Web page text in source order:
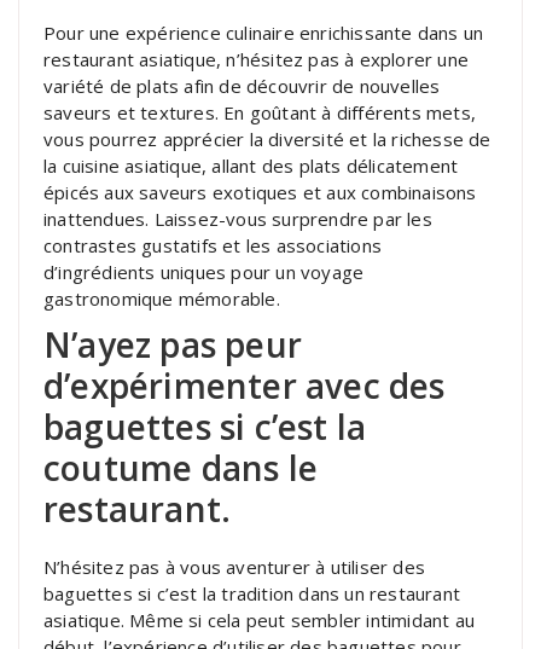
Pour une expérience culinaire enrichissante dans un
restaurant asiatique, n’hésitez pas à explorer une
variété de plats afin de découvrir de nouvelles
saveurs et textures. En goûtant à différents mets,
vous pourrez apprécier la diversité et la richesse de
la cuisine asiatique, allant des plats délicatement
épicés aux saveurs exotiques et aux combinaisons
inattendues. Laissez-vous surprendre par les
contrastes gustatifs et les associations
d’ingrédients uniques pour un voyage
gastronomique mémorable.
N’ayez pas peur
d’expérimenter avec des
baguettes si c’est la
coutume dans le
restaurant.
N’hésitez pas à vous aventurer à utiliser des
baguettes si c’est la tradition dans un restaurant
asiatique. Même si cela peut sembler intimidant au